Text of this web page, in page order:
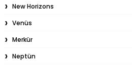
New Horizons
Venüs
Merkür
Neptün